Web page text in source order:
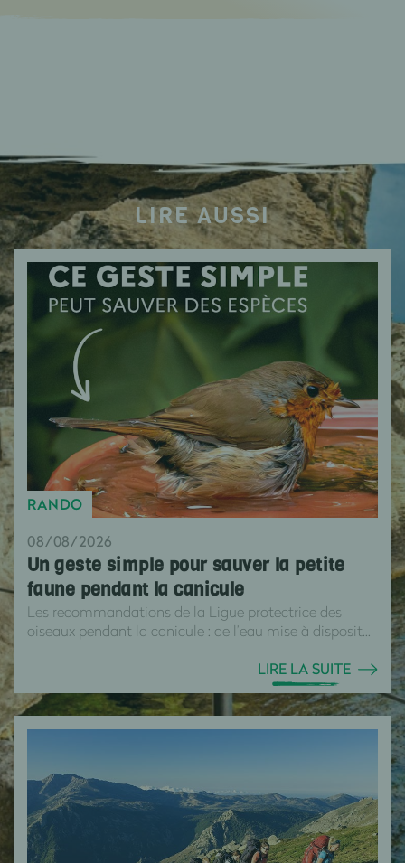
LIRE AUSSI
RANDO
08/08/2026
Un geste simple pour sauver la petite
faune pendant la canicule
Les recommandations de la Ligue protectrice des
oiseaux pendant la canicule : de l’eau mise à disposit...
LIRE LA SUITE